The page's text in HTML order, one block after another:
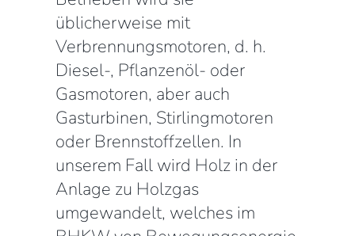
üblicherweise mit
Verbrennungsmotoren, d. h.
Diesel-, Pflanzenöl- oder
Gasmotoren, aber auch
Gasturbinen, Stirlingmotoren
oder Brennstoffzellen. In
unserem Fall wird Holz in der
Anlage zu Holzgas
umgewandelt, welches im